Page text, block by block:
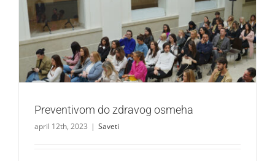
Preventivom do zdravog osmeha
Saveti
Preventivom do zdravog osmeha
april 12th, 2023 | Saveti